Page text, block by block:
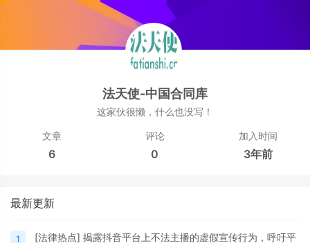
法天使-中国合同库
这家伙很懒，什么也没写！
文章
6
评论
0
加入时间
3年前
最新更新
1 [法律热点] 揭露抖音平台上不法主播的虚假宣传行为，呼吁平